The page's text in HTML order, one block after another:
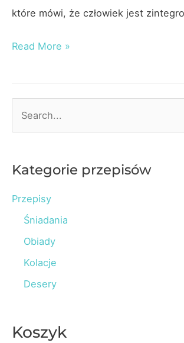
które mówi, że człowiek jest
Motywacja
podejście
holistyczne
Read More »
r
h
Kategorie przepisów
Przepisy
Śniadania
Obiady
Kolacje
Desery
Koszyk